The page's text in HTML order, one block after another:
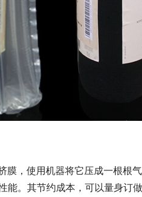
，使用机器将它压成一根根
能。其节约成本，可以量身订